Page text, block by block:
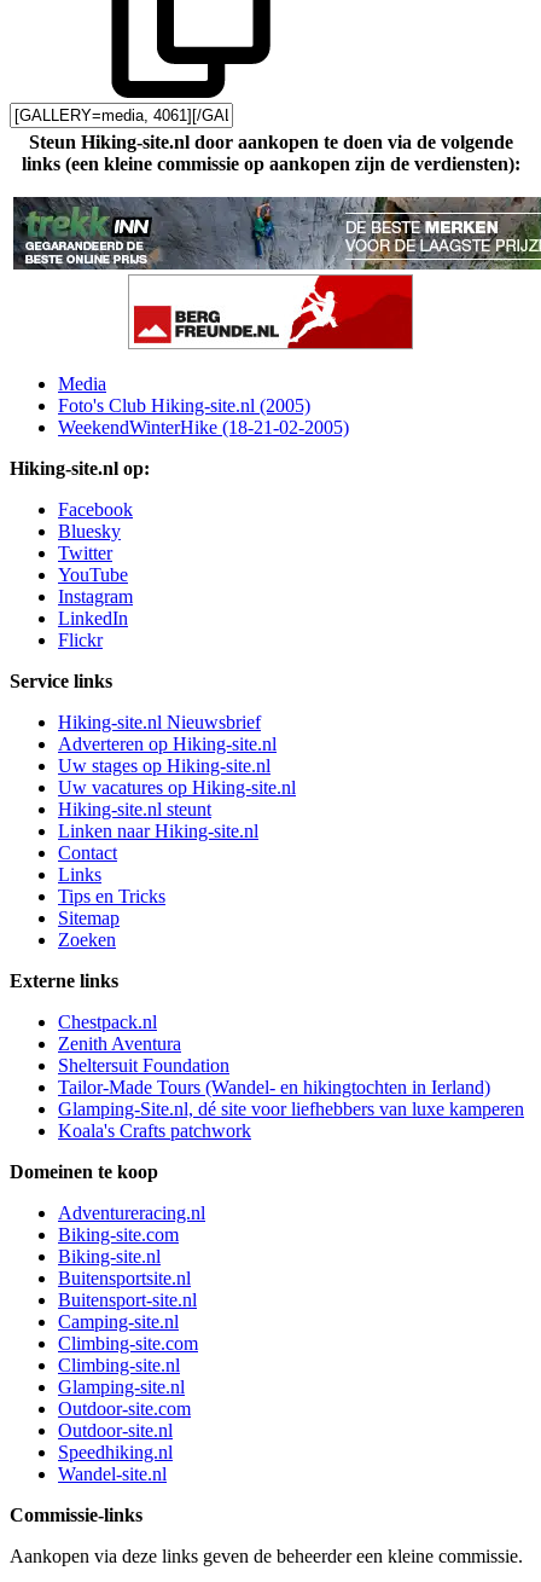
Steun Hiking-site.nl door aankopen te doen via de volgende
links (een kleine commissie op aankopen zijn de verdiensten):
Media
Foto's Club Hiking-site.nl (2005)
WeekendWinterHike (18-21-02-2005)
Hiking-site.nl op:
Facebook
Bluesky
Twitter
YouTube
Instagram
LinkedIn
Flickr
Service links
Hiking-site.nl Nieuwsbrief
Adverteren op Hiking-site.nl
Uw stages op Hiking-site.nl
Uw vacatures op Hiking-site.nl
Hiking-site.nl steunt
Linken naar Hiking-site.nl
Contact
Links
Tips en Tricks
Sitemap
Zoeken
Externe links
Chestpack.nl
Zenith Aventura
Sheltersuit Foundation
Tailor-Made Tours (Wandel- en hikingtochten in Ierland)
Glamping-Site.nl, dé site voor liefhebbers van luxe kamperen
Koala's Crafts patchwork
Domeinen te koop
Adventureracing.nl
Biking-site.com
Biking-site.nl
Buitensportsite.nl
Buitensport-site.nl
Camping-site.nl
Climbing-site.com
Climbing-site.nl
Glamping-site.nl
Outdoor-site.com
Outdoor-site.nl
Speedhiking.nl
Wandel-site.nl
Commissie-links
Aankopen via deze links geven de beheerder een kleine commissie.